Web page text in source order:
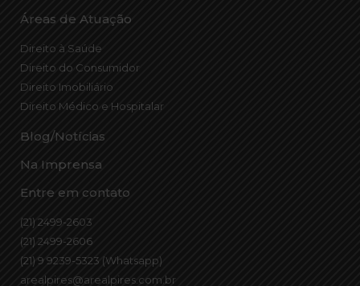
Áreas de Atuação
Direito à Saúde
Direito do Consumidor
Direito Imobiliário
Direito Médico e Hospitalar
Blog/Notícias
Na Imprensa
Entre em contato
(21) 2499-2603
(21) 2499-2606
(21) 9 9239-5323 (Whatsapp)
arealpires@arealpires.com.br